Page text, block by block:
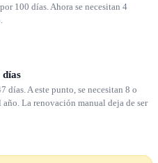
100 días. Ahora se necesitan 4
días. A este punto, se necesitan 8 o
La renovación manual deja de ser